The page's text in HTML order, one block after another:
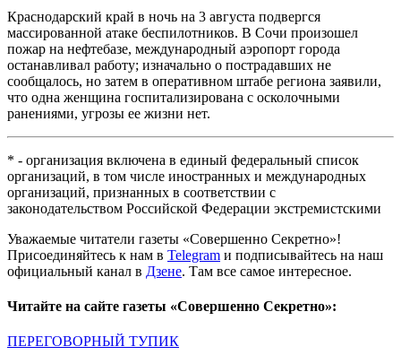
Краснодарский край в ночь на 3 августа подвергся
массированной атаке беспилотников. В Сочи произошел
пожар на нефтебазе, международный аэропорт города
останавливал работу; изначально о пострадавших не
сообщалось, но затем в оперативном штабе региона заявили,
что одна женщина госпитализирована с осколочными
ранениями, угрозы ее жизни нет.
* - организация включена в единый федеральный список
организаций, в том числе иностранных и международных
организаций, признанных в соответствии с
законодательством Российской Федерации экстремистскими
Уважаемые читатели газеты «Совершенно Секретно»!
Присоединяйтесь к нам в Telegram и подписывайтесь на наш
официальный канал в Дзене. Там все самое интересное.
Читайте на сайте газеты «Совершенно Секретно»:
ПЕРЕГОВОРНЫЙ ТУПИК